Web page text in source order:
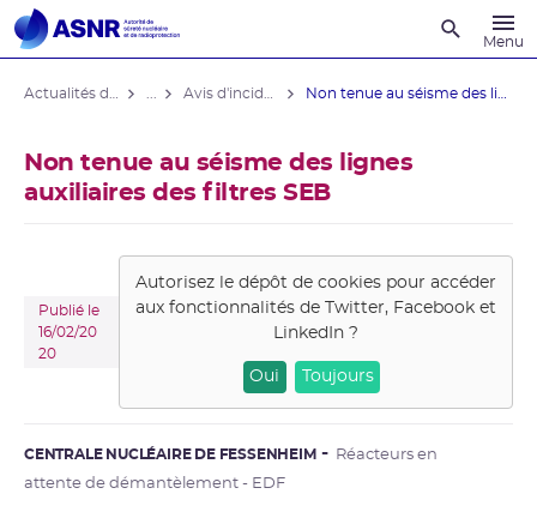
Menu
Non tenue au séisme des lignes
auxiliaires des filtres SEB
Publié le
16/02/20
20
Autorisez le dépôt de cookies pour accéder
aux fonctionnalités de Twitter, Facebook et
LinkedIn?
Oui Toujours
CENTRALE NUCLÉAIRE DE FESSENHEIM
Réacteurs en
attente de démantèlement - EDF